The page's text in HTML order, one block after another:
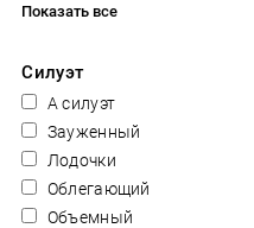
Показать все
Силуэт
А силуэт
Зауженный
Лодочки
Облегающий
Объемный